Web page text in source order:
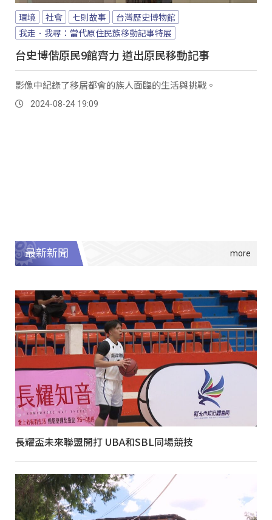
環境 社會 七則故事
台灣歷史博物館
我走．我尋：當代原住民族移動記事特展
台史博偕原民9館齊力 道出原民移動記事
影像中紀錄了移居都會的族人面臨的生活與挑戰。
2024-08-24 19:09
最新新聞
長耀盃未來聯盟開打 UBA和SBL同場競技